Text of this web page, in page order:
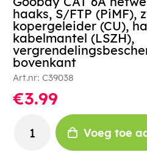
haaks, S/FTP (PiMF),
kopergeleider (CU),
kabelmantel (LSZH),
bovenkant
Art.nr: C39038
€3.99
Voeg toe